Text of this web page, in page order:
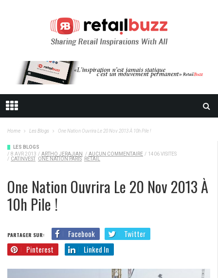
Home Les Blogs One Nation Ouvrira Le 20 Nov 2013 À 10h Pile !
LES BLOGS
/ 8 AVR 2013 / ARTHO JERAJIAN / AUCUN COMMENTAIRE / 1406 VISITES
/ CATINVEST ONE NATION PARIS RETAIL
One Nation Ouvrira Le 20 Nov 2013 À
10h Pile !
PARTAGER SUR: Facebook
Twitter
Pinterest
Linked In